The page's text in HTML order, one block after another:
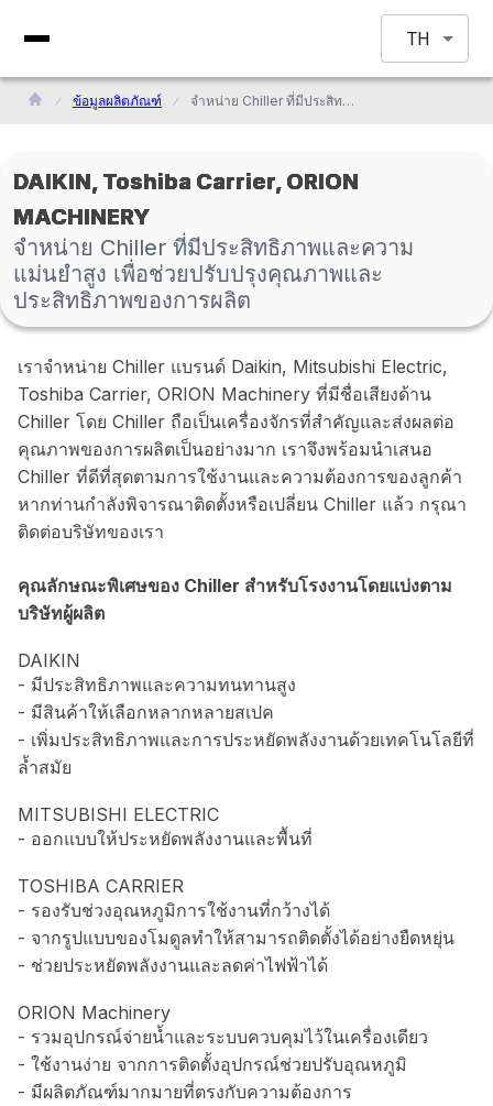
TH
ข้อมูลผลิตภัณฑ์ จำหน่าย Chiller ที่มีประสิทธิภาพและความแม่นยำสูง เพื่อช่วยปรับปรุงคุณภาพและประสิทธิภาพของการผลิต
DAIKIN, Toshiba Carrier, ORION
MACHINERY
จำหน่าย Chiller ที่มีประสิทธิภาพและความ
แม่นยำสูง เพื่อช่วยปรับปรุงคุณภาพและ
ประสิทธิภาพของการผลิต
เราจำหน่าย Chiller แบรนด์ Daikin, Mitsubishi Electric,
Toshiba Carrier, ORION Machinery ที่มีชื่อเสียงด้าน
Chiller โดย Chiller ถือเป็นเครื่องจักรที่สำคัญและส่งผลต่อ
คุณภาพของการผลิตเป็นอย่างมาก เราจึงพร้อมนำเสนอ
Chiller ที่ดีที่สุดตามการใช้งานและความต้องการของลูกค้า
หากท่านกำลังพิจารณาติดตั้งหรือเปลี่ยน Chiller แล้ว กรุณา
ติดต่อบริษัทของเรา
คุณลักษณะพิเศษของ Chiller สำหรับโรงงานโดยแบ่งตาม
บริษัทผู้ผลิต
DAIKIN
- มีประสิทธิภาพและความทนทานสูง
- มีสินค้าให้เลือกหลากหลายสเปค
- เพิ่มประสิทธิภาพและการประหยัดพลังงานด้วยเทคโนโลยีที่
ล้ำสมัย
MITSUBISHI ELECTRIC
- ออกแบบให้ประหยัดพลังงานและพื้นที่
TOSHIBA CARRIER
- รองรับช่วงอุณหภูมิการใช้งานที่กว้างได้
- จากรูปแบบของโมดูลทำให้สามารถติดตั้งได้อย่างยืดหยุ่น
- ช่วยประหยัดพลังงานและลดค่าไฟฟ้าได้
ORION Machinery
- รวมอุปกรณ์จ่ายน้ำและระบบควบคุมไว้ในเครื่องเดียว
- ใช้งานง่าย จากการติดตั้งอุปกรณ์ช่วยปรับอุณหภูมิ
- มีผลิตภัณฑ์มากมายที่ตรงกับความต้องการ